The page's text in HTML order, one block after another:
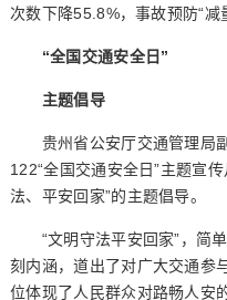
次数下降55.8%，事故预防“减
“全国交通安全日”
主题倡导
贵州省公安厅交通管理局
122“全国交通安全日”主题宣
法、平安回家”的主题倡导。
“文明守法平安回家”，简单
刻内涵，道出了对广大交通参
位体现了人民群众对路畅人安